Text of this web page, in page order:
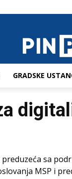
GRADSKE
sa
MSP i